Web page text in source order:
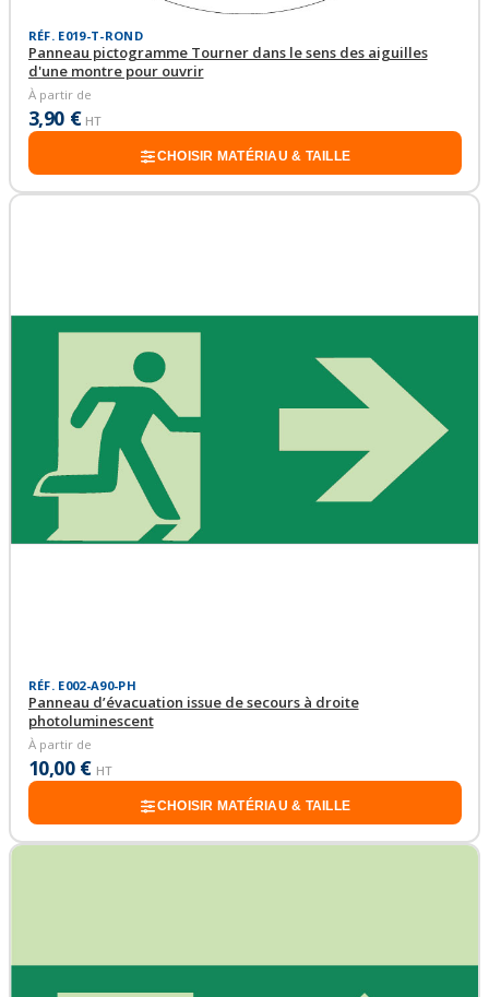
RÉF. E019-T-ROND
Panneau pictogramme Tourner dans le sens des aiguilles
d'une montre pour ouvrir
À partir de
3,90 € HT
CHOISIR MATÉRIAU & TAILLE
RÉF. E002-A90-PH
Panneau d’évacuation issue de secours à droite
photoluminescent
À partir de
10,00 € HT
CHOISIR MATÉRIAU & TAILLE